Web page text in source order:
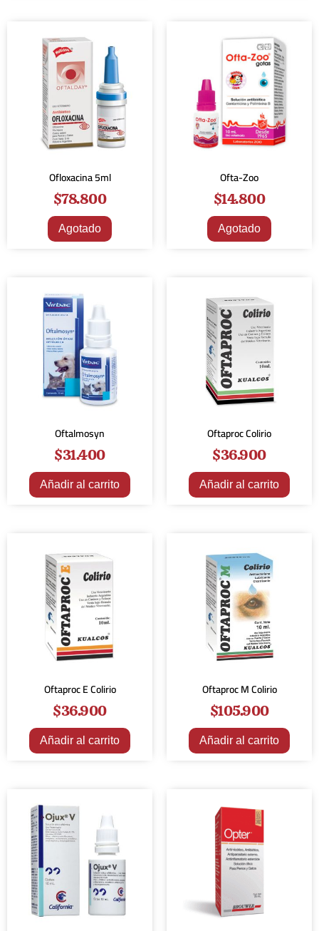
Ofloxacina 5ml
$78.800
Agotado
Ofta-Zoo
$14.800
Agotado
Oftalmosyn
$31.400
Añadir al carrito
Oftaproc Colirio
$36.900
Añadir al carrito
Oftaproc E Colirio
$36.900
Añadir al carrito
Oftaproc M Colirio
$105.900
Añadir al carrito